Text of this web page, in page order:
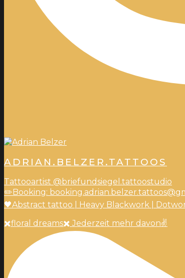
ADRIAN.BELZER.TATTOOS
Tattooartist @briefundsiegel.tattoostudio
✏️Booking:
🖤Abstract tattoo | Heavy Blackwork |
✖️floral dreams✖️ Jederzeit mehr davon✌